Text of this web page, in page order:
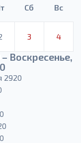
Сб Вс
3 4
Воскресенье,
2920